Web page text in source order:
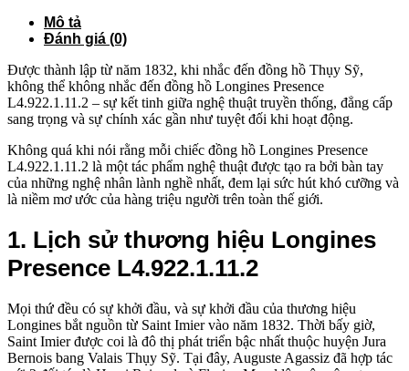
Mô tả
Đánh giá (0)
Được thành lập từ năm 1832, khi nhắc đến đồng hồ Thụy Sỹ,
không thể không nhắc đến đồng hồ Longines Presence
L4.922.1.11.2 – sự kết tinh giữa nghệ thuật truyền thống, đẳng cấp
sang trọng và sự chính xác gần như tuyệt đối khi hoạt động.
Không quá khi nói rằng mỗi chiếc đồng hồ Longines Presence
L4.922.1.11.2 là một tác phẩm nghệ thuật được tạo ra bởi bàn tay
của những nghệ nhân lành nghề nhất, đem lại sức hút khó cưỡng và
là niềm mơ ước của hàng triệu người trên toàn thế giới.
1. Lịch sử thương hiệu Longines
Presence L4.922.1.11.2
Mọi thứ đều có sự khởi đầu, và sự khởi đầu của thương hiệu
Longines bắt nguồn từ Saint Imier vào năm 1832. Thời bấy giờ,
Saint Imier được coi là đô thị phát triển bậc nhất thuộc huyện Jura
Bernois bang Valais Thụy Sỹ. Tại đây, Auguste Agassiz đã hợp tác